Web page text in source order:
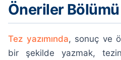
Öneriler
Tez yazımında, sonuç ve
bir şekilde yazmak,